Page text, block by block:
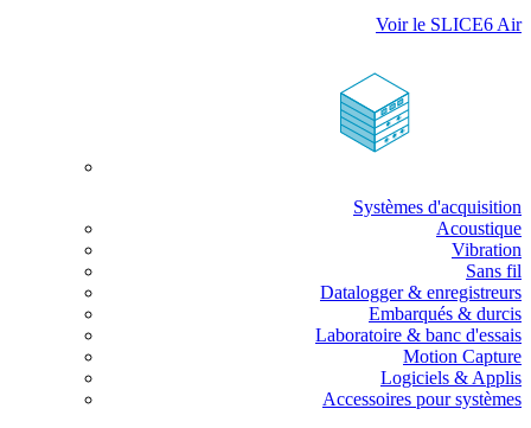
Voir le SLICE6 Air
Systèmes d'acquisition
Acoustique
Vibration
Sans fil
Datalogger & enregistreurs
Embarqués & durcis
Laboratoire & banc d'essais
Motion Capture
Logiciels & Applis
Accessoires pour systèmes